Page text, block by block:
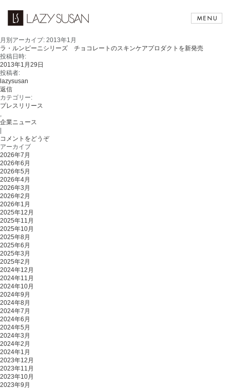
月別アーカイブ: 2013年1月
ラ・ルンピーニシリーズ チョコレートのスキンケアプロダクトを新発売
投稿日時:
2013年1月29日
投稿者:
lazysusan
返信
カテゴリー:
プレスリリース
,
企業ニュース
コメントをどうぞ
アーカイブ
2026年7月
2026年6月
2026年5月
2026年4月
2026年3月
2026年2月
2026年1月
2025年12月
2025年11月
2025年10月
2025年8月
2025年6月
2025年3月
2025年2月
2024年12月
2024年11月
2024年10月
2024年9月
2024年8月
2024年7月
2024年6月
2024年5月
2024年3月
2024年2月
2024年1月
2023年12月
2023年11月
2023年10月
2023年9月